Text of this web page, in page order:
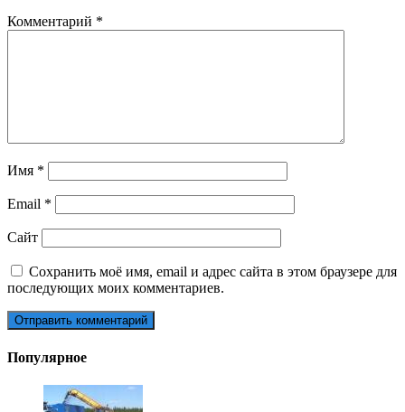
Комментарий *
Имя *
Email *
Сайт
Сохранить моё имя, email и адрес сайта в этом браузере для
последующих моих комментариев.
Популярное